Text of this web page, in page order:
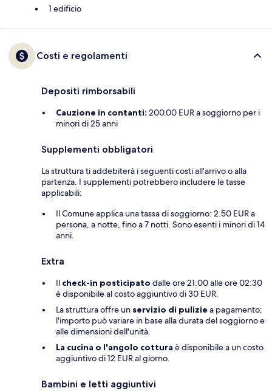
1 edificio
Costi e regolamenti
Depositi rimborsabili
Cauzione in contanti: 200.00 EUR a soggiorno per i
minori di 25 anni
Supplementi obbligatori
La struttura ti addebiterà i seguenti costi all'arrivo o alla
partenza. I supplementi potrebbero includere le tasse
applicabili:
Il Comune applica una tassa di soggiorno: 2.50 EUR a
persona, a notte, fino a 7 notti. Sono esenti i minori di 14
anni.
Extra
Il check-in posticipato dalle ore 21:00 alle ore 02:30
è disponibile al costo aggiuntivo di 30 EUR.
La struttura offre un servizio di pulizie a pagamento;
l'importo può variare in base alla durata del soggiorno e
alle dimensioni dell'unità.
La cucina o l'angolo cottura è disponibile a un costo
aggiuntivo di 12 EUR al giorno.
Bambini e letti aggiuntivi